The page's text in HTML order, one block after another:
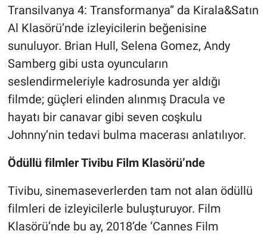
Transilvanya 4: Transformanya” da Kirala&Satın
Al Klasörü’nde izleyicilerin beğenisine
sunuluyor. Brian Hull, Selena Gomez, Andy
Samberg gibi usta oyuncuların
seslendirmeleriyle kadrosunda yer aldığı
filmde; güçleri elinden alınmış Dracula ve
hayatı bir canavar gibi seven coşkulu
Johnny’nin tedavi bulma macerası anlatılıyor.
Ödüllü filmler Tivibu Film Klasörü’nde
Tivibu, sinemaseverlerden tam not alan ödüllü
filmleri de izleyicilerle buluşturuyor. Film
Klasörü’nde bu ay, 2018’de ‘Cannes Film